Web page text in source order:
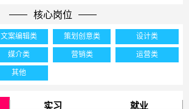
核心岗位
文案编辑类 策划创意类 设计类
媒介类 营销类 运营类
其他
实习 就业